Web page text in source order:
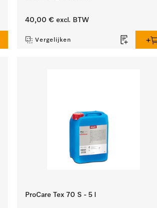
40,00 € excl. BTW
Vergelijken
ProCare Tex 70 S - 5 l